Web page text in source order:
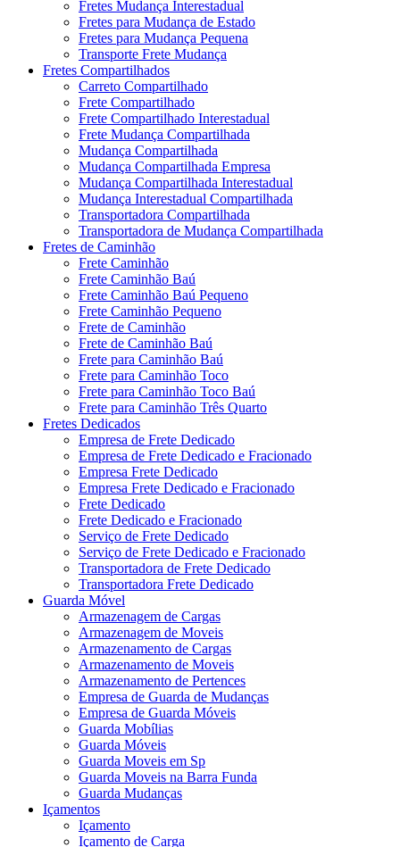
Fretes Mudança Interestadual
Fretes para Mudança de Estado
Fretes para Mudança Pequena
Transporte Frete Mudança
Fretes Compartilhados
Carreto Compartilhado
Frete Compartilhado
Frete Compartilhado Interestadual
Frete Mudança Compartilhada
Mudança Compartilhada
Mudança Compartilhada Empresa
Mudança Compartilhada Interestadual
Mudança Interestadual Compartilhada
Transportadora Compartilhada
Transportadora de Mudança Compartilhada
Fretes de Caminhão
Frete Caminhão
Frete Caminhão Baú
Frete Caminhão Baú Pequeno
Frete Caminhão Pequeno
Frete de Caminhão
Frete de Caminhão Baú
Frete para Caminhão Baú
Frete para Caminhão Toco
Frete para Caminhão Toco Baú
Frete para Caminhão Três Quarto
Fretes Dedicados
Empresa de Frete Dedicado
Empresa de Frete Dedicado e Fracionado
Empresa Frete Dedicado
Empresa Frete Dedicado e Fracionado
Frete Dedicado
Frete Dedicado e Fracionado
Serviço de Frete Dedicado
Serviço de Frete Dedicado e Fracionado
Transportadora de Frete Dedicado
Transportadora Frete Dedicado
Guarda Móvel
Armazenagem de Cargas
Armazenagem de Moveis
Armazenamento de Cargas
Armazenamento de Moveis
Armazenamento de Pertences
Empresa de Guarda de Mudanças
Empresa de Guarda Móveis
Guarda Mobílias
Guarda Móveis
Guarda Moveis em Sp
Guarda Moveis na Barra Funda
Guarda Mudanças
Içamentos
Içamento
Içamento de Carga